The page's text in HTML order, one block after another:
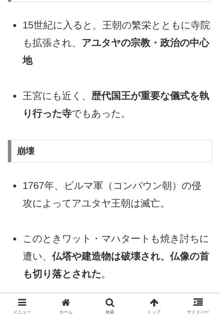
15世紀に入ると、王朝の繁栄とともに寺院
も拡張され、 アユタヤの宗教・政治の中心
地
王宮にも近く、 歴代国王が重要な儀式を執
り行った寺でもあった。
崩壊
1767年、ビルマ軍（コンバウン朝）の侵
攻によってアユタヤ王朝は滅亡。
このときワット・マハタートも焼き討ちに
遭い、仏塔や建造物は破壊され、仏像の首
も切り落とされた。
現在の「木の根に抱かれた仏頭」は、この
メニュー ホーム 検索 トップ サイドバー